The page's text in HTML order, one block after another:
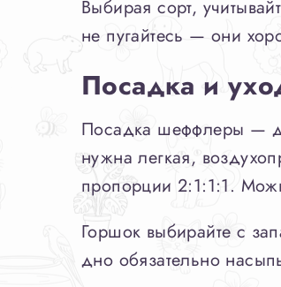
Выбирая сорт,
не пугайтесь — они
Посадка и
Посадка шеффлеры —
нужна легкая,
пропорции 2:1:1:1.
Горшок выбирайте с
дно обязательно